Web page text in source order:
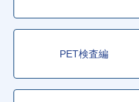
PET検査編